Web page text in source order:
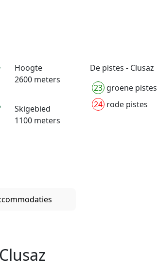
Hoogte
2600 meters
Skigebied
1100 meters
De pistes - Clusaz
23 groene pistes
24 rode pistes